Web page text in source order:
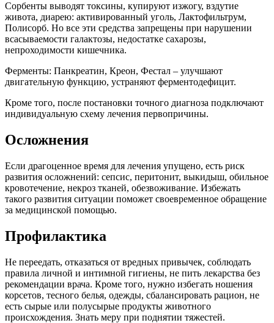
Сорбенты выводят токсины, купируют изжогу, вздутие
живота, диарею: активированный уголь, Лактофильтрум,
Полисорб. Но все эти средства запрещены при нарушении
всасываемости галактозы, недостатке сахарозы,
непроходимости кишечника.
Ферменты: Панкреатин, Креон, Фестал – улучшают
двигательную функцию, устраняют ферментодефицит.
Кроме того, после постановки точного диагноза подключают
индивидуальную схему лечения первопричины.
Осложнения
Если драгоценное время для лечения упущено, есть риск
развития осложнений: сепсис, перитонит, выкидыш, обильное
кровотечение, некроз тканей, обезвоживание. Избежать
такого развития ситуации поможет своевременное обращение
за медицинской помощью.
Профилактика
Не переедать, отказаться от вредных привычек, соблюдать
правила личной и интимной гигиены, не пить лекарства без
рекомендации врача. Кроме того, нужно избегать ношения
корсетов, тесного белья, одежды, сбалансировать рацион, не
есть сырые или полусырые продукты животного
происхождения. Знать меру при поднятии тяжестей.